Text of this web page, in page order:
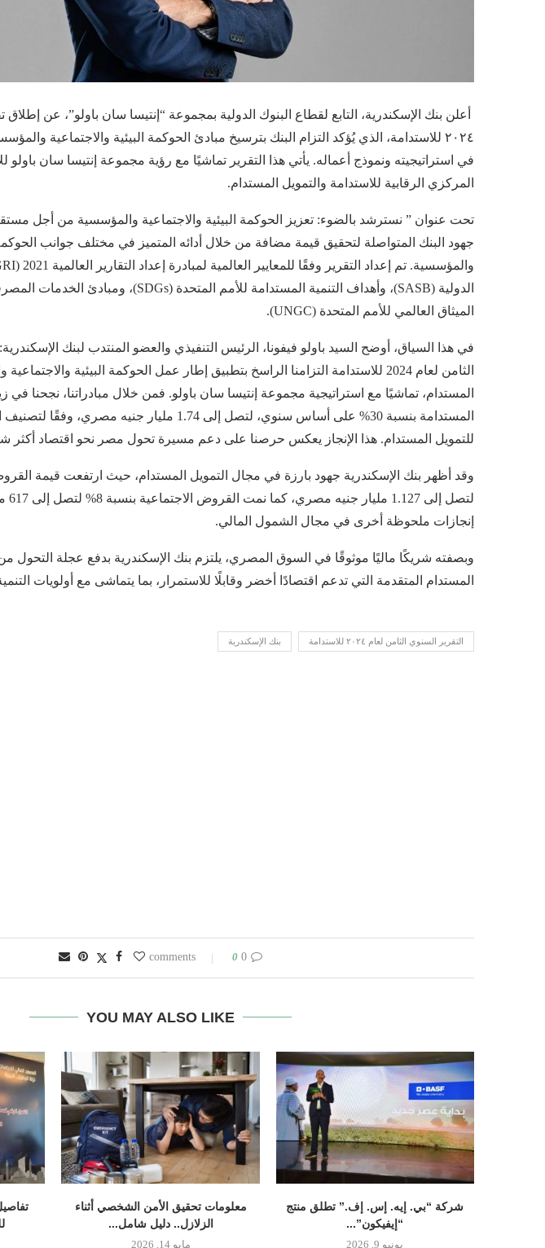
أعلن بنك الإسكندرية، التابع لقطاع البنوك الدولية بمجموعة “إنتيسا سان باولو”، عن إطلاق
في استراتيجيته ونموذج أعماله. يأتي هذا التقرير تماشيًا مع رؤية مجموعة إنتيسا سان باولو
المركزي الرقابية للاستدامة والتمويل المستدام.
تحت عنوان ” نسترشد بالضوء: تعزيز الحوكمة البيئية والاجتماعية والمؤسسية من أجل
جهود البنك المتواصلة لتحقيق قيمة مضافة من خلال أدائه المتميز في مختلف جوانب الحوكمة
الميثاق العالمي للأمم المتحدة (UNGC).
في هذا السياق، أوضح السيد باولو فيفونا، الرئيس التنفيذي والعضو المنتدب لبنك
الثامن لعام 2024 للاستدامة التزامنا الراسخ بتطبيق إطار عمل الحوكمة البيئية
المستدام، تماشيًا مع استراتيجية مجموعة إنتيسا سان باولو. فمن خلال مبادراتنا، نجحنا
المستدامة بنسبة 30% على أساس سنوي، لتصل إلى 1.74 مليار
للتمويل المستدام. هذا الإنجاز يعكس حرصنا على دعم مسيرة تحول مصر نحو اقتصاد أكثر
إنجازات ملحوظة أخرى في مجال الشمول المالي.
وبصفته شريكًا ماليًا موثوقًا في السوق المصري، يلتزم بنك الإسكندرية بدفع عجلة التحول
المستدام المتقدمة التي تدعم اقتصادًا أخضر وقابلًا للاستمرار، بما يتماشى مع أولويات
التقرير السنوي الثامن لعام ٢٠٢٤ للاستدامة بنك الإسكندرية
0 comments
0
YOU MAY ALSO LIKE
شركة “بي. إيه. إس. إف.” تطلق منتج
“إيفيكون”...
يونيو 9, 2026
معلومات تحقيق الأمن الشخصي أثناء
الزلازل.. دليل شامل...
مايو 14, 2026